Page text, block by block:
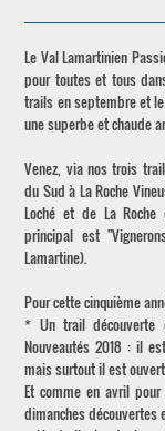
Le Val Lamartinien
pour toutes et tous
trails en septembre et
une superbe et chaude
Venez, via nos trois
du Sud à La Roche
Loché et de La
principal est
Lamartine).
Pour cette cinquième
* Un trail découverte
Nouveautés 2018 : il
mais surtout il est
Et comme en avril
dimanches découvertes